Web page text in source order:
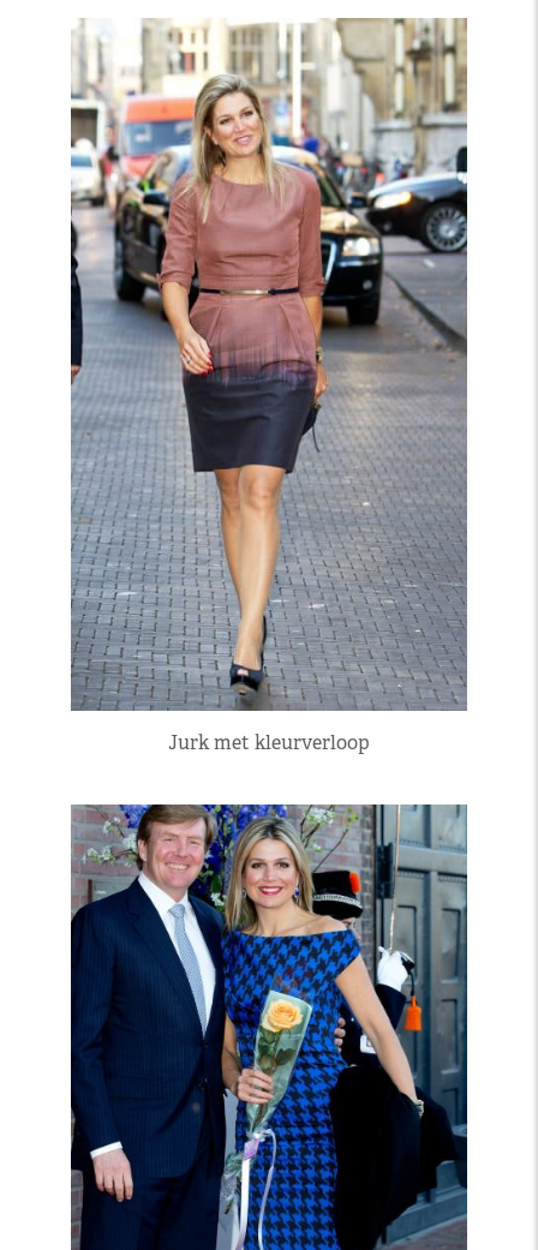
Jurk met kleurverloop